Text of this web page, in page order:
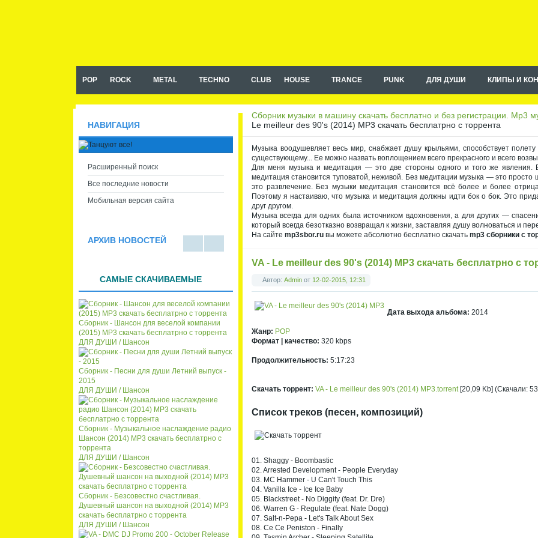
Музыка в машину, сборники
музыки в машину mp3
POP ROCK METAL TECHNO CLUB HOUSE TRANCE PUNK ДЛЯ ДУШИ КЛИПЫ И
Сборник музыки в машину скачать бесплатно и без регистрации. Mp3
Le meilleur des 90's (2014) MP3 скачать бесплатрно с торрента
Музыка воодушевляет весь мир, снабжает душу крыльями, способствует
существующему... Ее можно назвать воплощением всего прекрасного и всего
Для меня музыка и медитация — это две стороны одного и того же явления.
медитация становится туповатой, неживой. Без медитации музыка — это
это развлечение. Без музыки медитация становится всё более и более
Поэтому я настаиваю, что музыка и медитация должны идти бок о бок. Это
друг другом.
Музыка всегда для одних была источником вдохновения, а для других —
который всегда безотказно возвращал к жизни, заставляя душу волноваться и
На сайте mp3sbor.ru вы можете абсолютно бесплатно скачать mp3 сборники с
на правах рекламы
VA - Le meilleur des 90's (2014) MP3 скачать бесплатрно с
Автор: Admin от 12-02-2015, 12:31
Дата выхода альбома: 2014
Жанр: POP
Формат | качество: 320 kbps
Продолжительность: 5:17:23
Скачать торрент: VA - Le meilleur des 90's (2014) MP3.torrent[20,09 Kb] (Скачали:
Список треков (песен, композиций)
01. Shaggy - Boombastic
02. Arrested Development - People Everyday
03. MC Hammer - U Can't Touch This
04. Vanilla Ice - Ice Ice Baby
05. Blackstreet - No Diggity (feat. Dr. Dre)
06. Warren G - Regulate (feat. Nate Dogg)
07. Salt-n-Pepa - Let's Talk About Sex
08. Ce Ce Peniston - Finally
НАВИГАЦИЯ
Расширенный поиск
Все последние новости
Мобильная версия сайта
АРХИВ НОВОСТЕЙ
а
САМЫЕ СКАЧИВАЕМЫЕ
Сборник - Шансон для веселой компании
(2015) MP3 скачать бесплатрно с торрента
ДЛЯ ДУШИ / Шансон
Сборник - Песни для души Летний выпуск -
2015
ДЛЯ ДУШИ / Шансон
Сборник - Музыкальное наслаждение радио
Шансон (2014) MP3 скачать бесплатрно с
торрента
ДЛЯ ДУШИ / Шансон
Сборник - Безсовестно счастливая.
Душевный шансон на выходной (2014) MP3
скачать бесплатрно с торрента
ДЛЯ ДУШИ / Шансон